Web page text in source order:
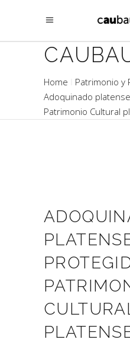
Home
Patrimonio y
Adoquinado
Patrimonio Cultural